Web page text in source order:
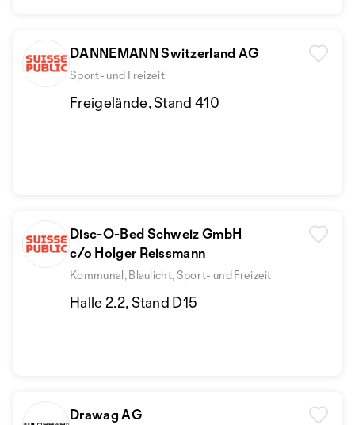
DANNEMANN Switzerland AG
Sport- und Freizeit
Freigelände, Stand 410
Disc-O-Bed Schweiz GmbH
c/o Holger Reissmann
Kommunal, Blaulicht, Sport- und Freizeit
Halle 2.2, Stand D15
Drawag AG